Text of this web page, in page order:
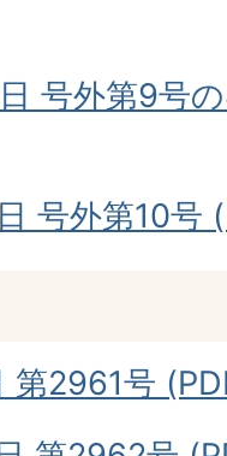
号外第9号
号外第10号
第2961号